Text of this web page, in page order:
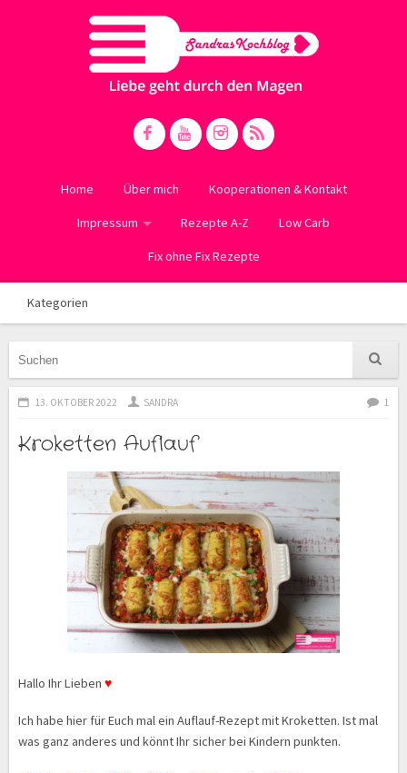
Home Über mich Kooperationen & Kontakt
Impressum Rezepte A-Z Low Carb
Fix ohne Fix Rezepte
Kategorien
13. OKTOBER 2022 SANDRA 1
Kroketten Auflauf
Hallo Ihr Lieben ♥
Ich habe hier für Euch mal ein Auflauf-Rezept mit Kroketten. Ist mal
was ganz anderes und könnt Ihr sicher bei Kindern punkten.